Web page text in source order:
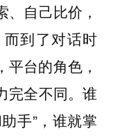
自己比价，
到了对话时
台的角色，
完全不同。谁
手”，谁就掌